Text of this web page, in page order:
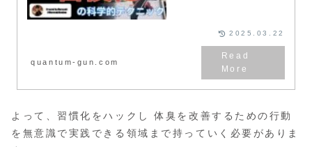
うな変化が訪れるか? そして、ど
のようにすれば狙った習慣を作り
上げることができるか、解説しま
quantum-gun.com
2025.03.22
よって、習慣化をハックし 体臭を改善するための行動
を無意識で実践できる領域まで持っていく必要がありま